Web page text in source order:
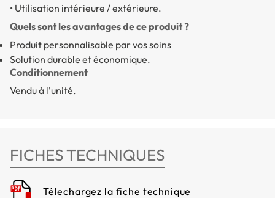
• Utilisation intérieure / extérieure.
Quels sont les avantages de ce produit ?
Produit personnalisable par vos soins
Solution durable et économique.
Conditionnement
Vendu à l'unité.
FICHES TECHNIQUES
Télechargez la fiche technique